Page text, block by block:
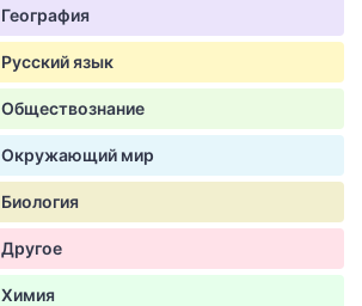
География
Русский язык
Обществознание
Окружающий мир
Биология
Другое
Химия